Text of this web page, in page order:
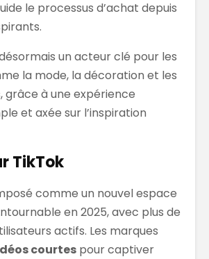
le processus d’achat depuis
un acteur clé pour les
la mode, la décoration et les
grâce à une expérience
et axée sur l’inspiration
TikTok
comme un nouvel espace
en 2025, avec plus de
actifs. Les marques
courtes pour captiver